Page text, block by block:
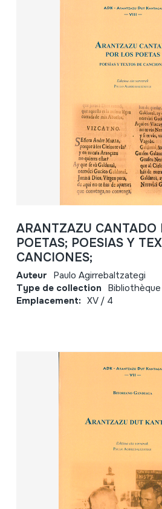
ARANTZAZU CANTADO
POETAS; POESIAS Y
CANCIONES;
Auteur Paulo Agirrebaltzategi
Type de collection Bibliothèque
Emplacement: XV / 4